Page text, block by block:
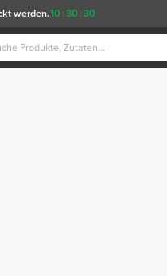
10 :30 :29
werden.